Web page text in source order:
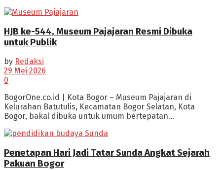
HJB ke-544, Museum Pajajaran Resmi Dibuka
untuk Publik
by Redaksi
29 Mei 2026
0
BogorOne.co.id | Kota Bogor – Museum Pajajaran di
Kelurahan Batutulis, Kecamatan Bogor Selatan, Kota
Bogor, bakal dibuka untuk umum bertepatan...
Penetapan Hari Jadi Tatar Sunda Angkat Sejarah
Pakuan Bogor